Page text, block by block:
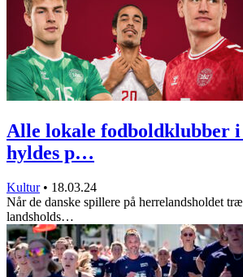
Alle lokale fodboldklubber
hyldes p…
Kultur • 18.03.24
Når de danske spillere på herrelandsholdet
landsholds…